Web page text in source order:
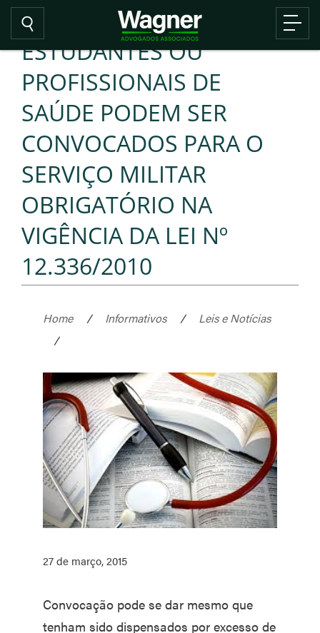
ESTUDANTES OU
PROFISSIONAIS DE
SAÚDE PODEM SER
CONVOCADOS PARA O
SERVIÇO MILITAR
OBRIGATÓRIO NA
VIGÊNCIA DA LEI Nº
12.336/2010
Home / Informativos /
Leis e Notícias
/
27 de março, 2015
Convocação pode se dar mesmo que
tenham sido dispensados por excesso de